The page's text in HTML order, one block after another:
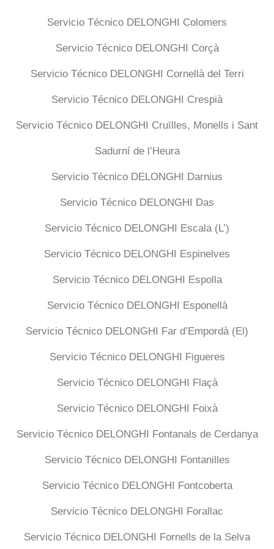
Servicio Técnico DELONGHI Colomers
Servicio Técnico DELONGHI Corçà
Servicio Técnico DELONGHI Cornellà del Terri
Servicio Técnico DELONGHI Crespià
Servicio Técnico DELONGHI Cruïlles, Monells i Sant
Sadurní de l’Heura
Servicio Técnico DELONGHI Darnius
Servicio Técnico DELONGHI Das
Servicio Técnico DELONGHI Escala (L’)
Servicio Técnico DELONGHI Espinelves
Servicio Técnico DELONGHI Espolla
Servicio Técnico DELONGHI Esponellà
Servicio Técnico DELONGHI Far d’Empordà (El)
Servicio Técnico DELONGHI Figueres
Servicio Técnico DELONGHI Flaçà
Servicio Técnico DELONGHI Foixà
Servicio Técnico DELONGHI Fontanals de Cerdanya
Servicio Técnico DELONGHI Fontanilles
Servicio Técnico DELONGHI Fontcoberta
Servicio Técnico DELONGHI Forallac
Servicio Técnico DELONGHI Fornells de la Selva